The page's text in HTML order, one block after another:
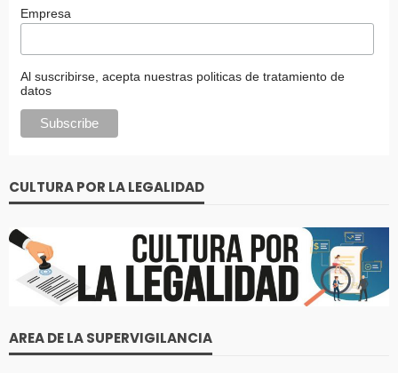
Empresa
Al suscribirse, acepta nuestras politicas de tratamiento de
datos
CULTURA POR LA LEGALIDAD
AREA DE LA SUPERVIGILANCIA